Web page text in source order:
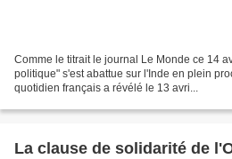
Comme le titrait le journal Le Monde ce 14
politique" s'est abattue sur l'Inde en plein
quotidien français a révélé le 13 avri...
La clause de solidarité de